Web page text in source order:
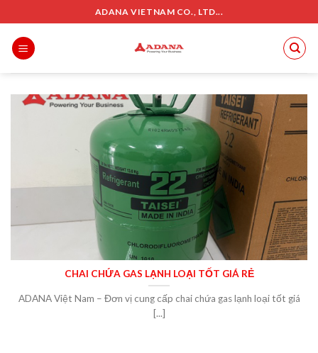
to
content
ADANA VIETNAM CO., LTD...
CHAI CHỨA GAS LẠNH LOẠI TỐT GIÁ RẺ
ADANA Việt Nam – Đơn vị cung cấp chai chứa gas lạnh loại tốt giá
[...]